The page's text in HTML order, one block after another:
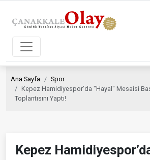
Ana Sayfa
Spor
Kepez Hamidiyespor’da "Hayal" Mesaisi
Toplantısını Yaptı!
Kepez